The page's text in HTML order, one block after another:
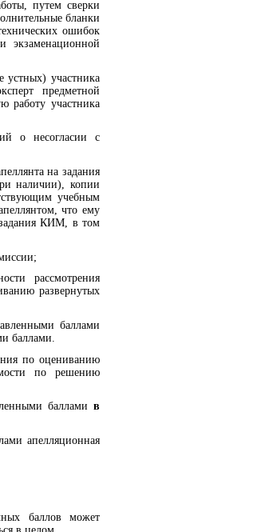
путем сверки
бланки
ошибок
экзаменационной
устных) участника
предметной
работу участника
о несогласии с
на задания
наличии), копии
учебным
что ему
КИМ, в том
рассмотрения
развернутых
баллами
баллами.
по оцениванию
по решению
баллами в
апелляционная
баллов может